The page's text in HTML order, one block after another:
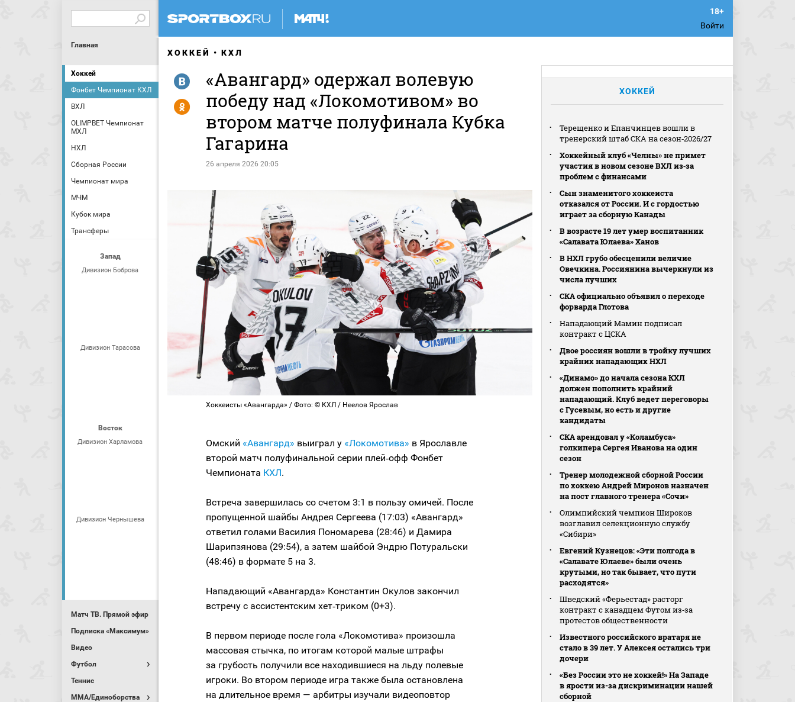
Войти
Главная
Хоккей
Фонбет Чемпионат КХЛ
ВХЛ
OLIMPBET Чемпионат
МХЛ
НХЛ
Сборная России
Чемпионат мира
МЧМ
Кубок мира
Трансферы
Запад
Дивизион Боброва
Дивизион Тарасова
Восток
Дивизион Харламова
Дивизион Чернышева
Матч ТВ. Прямой эфир
Подписка «Максимум»
Видео
Футбол
Теннис
MMA/Единоборства
ХОККЕЙ КХЛ
«Авангард» одержал волевую
победу над «Локомотивом» во
втором матче полуфинала Кубка
Гагарина
26 апреля 2026 20:05
R
Y
Хоккеисты «Авангарда» / Фото: © КХЛ / Неелов Ярослав
Омский «Авангард» выиграл у «Локомотива» в Ярославле
второй матч полуфинальной серии плей‑офф Фонбет
Чемпионата КХЛ.
Встреча завершилась со счетом 3:1 в пользу омичей. После
пропущенной шайбы Андрея Сергеева (17:03) «Авангард»
ответил голами Василия Пономарева (28:46) и Дамира
Шарипзянова (29:54), а затем шайбой Эндрю Потуральски
(48:46) в формате 5 на 3.
Нападающий «Авангарда» Константин Окулов закончил
встречу с ассистентским хет‑триком (0+3).
В первом периоде после гола «Локомотива» произошла
массовая стычка, по итогам которой малые штрафы
за грубость получили все находившиеся на льду полевые
игроки. Во втором периоде игра также была остановлена
на длительное время — арбитры изучали видеоповтор
ХОККЕЙ
Терещенко и Епанчинцев вошли в
тренерский штаб СКА на сезон‑2026/27
Хоккейный клуб «Челны» не примет
участия в новом сезоне ВХЛ из‑за
проблем с финансами
Сын знаменитого хоккеиста
отказался от России. И с гордостью
играет за сборную Канады
В возрасте 19 лет умер воспитанник
«Салавата Юлаева» Ханов
В НХЛ грубо обесценили величие
Овечкина. Россиянина вычеркнули из
числа лучших
СКА официально объявил о переходе
форварда Глотова
Нападающий Мамин подписал
контракт с ЦСКА
Двое россиян вошли в тройку лучших
крайних нападающих НХЛ
«Динамо» до начала сезона КХЛ
должен пополнить крайний
нападающий. Клуб ведет переговоры
с Гусевым, но есть и другие
кандидаты
СКА арендовал у «Коламбуса»
голкипера Сергея Иванова на один
сезон
Тренер молодежной сборной России
по хоккею Андрей Миронов назначен
на пост главного тренера «Сочи»
Олимпийский чемпион Широков
возглавил селекционную службу
«Сибири»
Евгений Кузнецов: «Эти полгода в
«Салавате Юлаеве» были очень
крутыми, но так бывает, что пути
расходятся»
Шведский «Ферьестад» расторг
контракт с канадцем Футом из‑за
протестов общественности
Известного российского вратаря не
стало в 39 лет. У Алексея остались три
дочери
«Без России это не хоккей!» На Западе
в ярости из-за дискриминации нашей
сборной